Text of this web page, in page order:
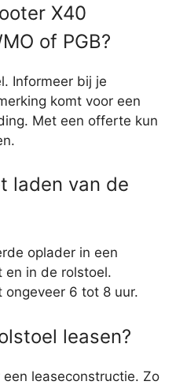
X40
of PGB?
Informeer bij je
komt voor een
Met een offerte kun
laden van de
oplader in een
en in de rolstoel.
6 tot 8 uur.
leasen?
leaseconstructie. Zo